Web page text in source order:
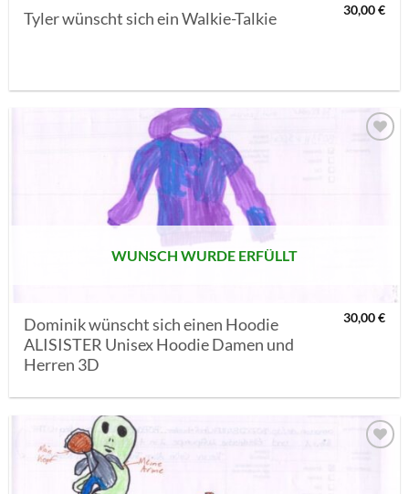
Tyler wünscht sich ein Walkie-Talkie 30,00€
WUNSCH WURDE ERFÜLLT
Dominik wünscht sich einen Hoodie
ALISISTER Unisex Hoodie Damen und
Herren 3D
30,00€